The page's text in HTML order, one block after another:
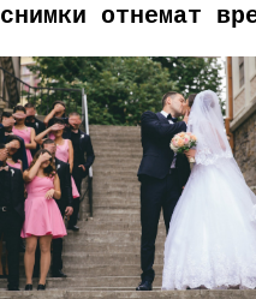
снимки отнемат